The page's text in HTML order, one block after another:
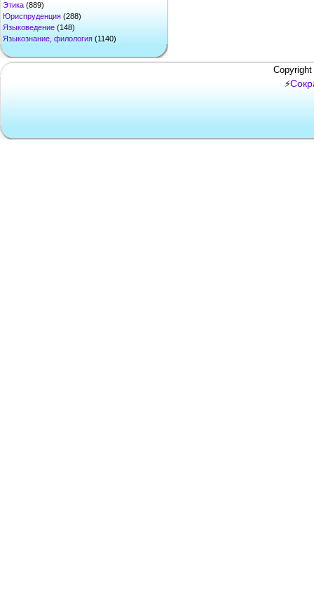
Этика (889)
Юриспруденция (288)
Языковедение (148)
Языкознание, филология (1140)
⚡